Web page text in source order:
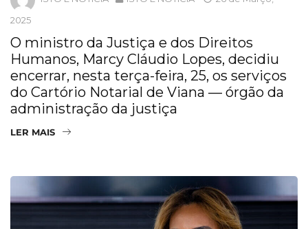
2025
O ministro da Justiça e dos Direitos
Humanos, Marcy Cláudio Lopes, decidiu
encerrar, nesta terça-feira, 25, os serviços
do Cartório Notarial de Viana — órgão da
administração da justiça
LER MAIS